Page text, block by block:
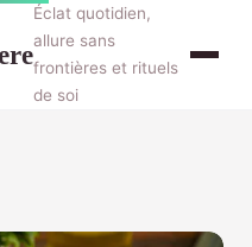
Éclat quotidien,
allure sans
frontières et rituels
de soi